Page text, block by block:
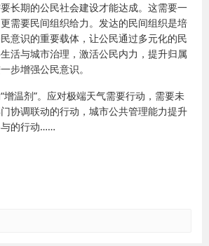
长期的公民社会建设才能达成。这需要一
需要民间组织给力。发达的民间组织是培
意识的重要载体，让公民通过多元化的民
活与城市治理，激活公民内力，提升归属
步增强公民意识。
增温剂”。应对极端天气需要行动，需要未
协调联动的行动，城市公共管理能力提升
与的行动……